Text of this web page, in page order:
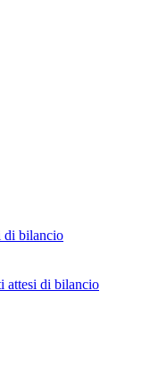
di bilancio
attesi di bilancio